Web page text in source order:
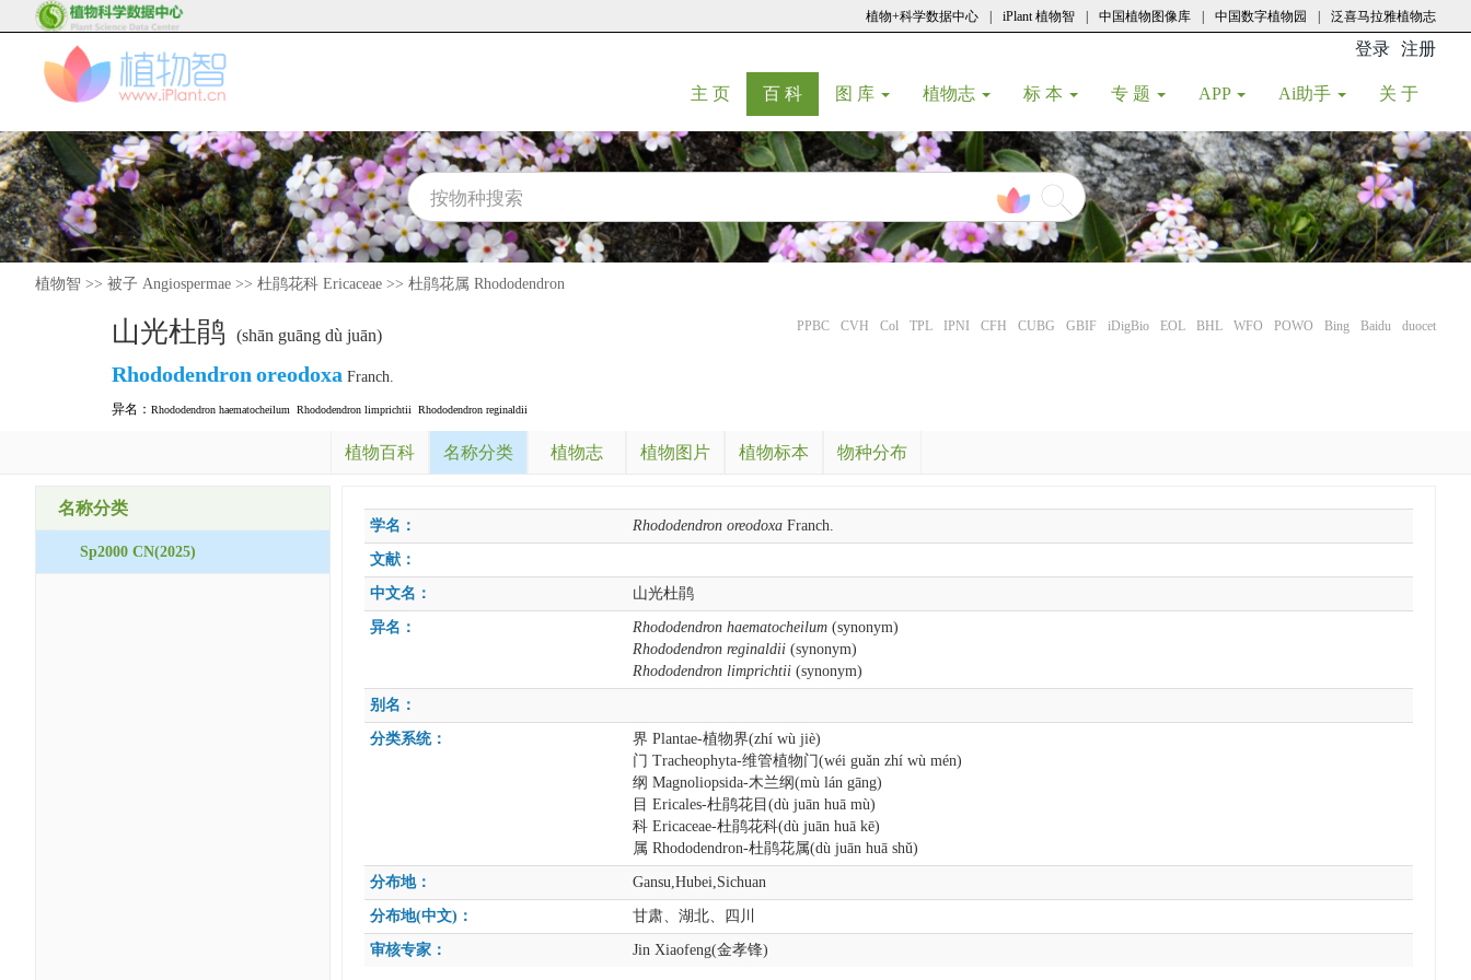
植物+科学数据中心 iPlant 植物智 中国植物图像库 中国数字植物园 泛喜马拉雅植物志
登录 注册
主 页(current)
百 科(current)
图 库 植物志 标 本 专 题 APP Ai助手 关 于
植物智 >> 被子 Angiospermae >> 杜鹃花科 Ericaceae >> 杜鹃花属 Rhododendron
山光杜鹃 (shān guāng dù juān) PPBC CVH Col TPL IPNI CFH CUBG GBIF iDigBio EOL BHL WFO POWO Bing Baidu duocet
Rhododendron oreodoxa Franch.
异名： Rhododendron haematocheilum Rhododendron limprichtii Rhododendron reginaldii
植物百科 名称分类 植物志 植物图片 植物标本 物种分布
名称分类
Sp2000 CN(2025)
学名： Rhododendron oreodoxa Franch.
文献：
中文名： 山光杜鹃
异名： Rhododendron haematocheilum (synonym)
Rhododendron reginaldii (synonym)
Rhododendron limprichtii (synonym)
别名：
分类系统：
界 Plantae-植物界(zhí wù jiè)
门 Tracheophyta-维管植物门(wéi guǎn zhí wù mén)
纲 Magnoliopsida-木兰纲(mù lán gāng)
目 Ericales-杜鹃花目(dù juān huā mù)
科 Ericaceae-杜鹃花科(dù juān huā kē)
属 Rhododendron-杜鹃花属(dù juān huā shǔ)
分布地： Gansu,Hubei,Sichuan
分布地(中文)： 甘肃、湖北、四川
审核专家： Jin Xiaofeng(金孝锋)